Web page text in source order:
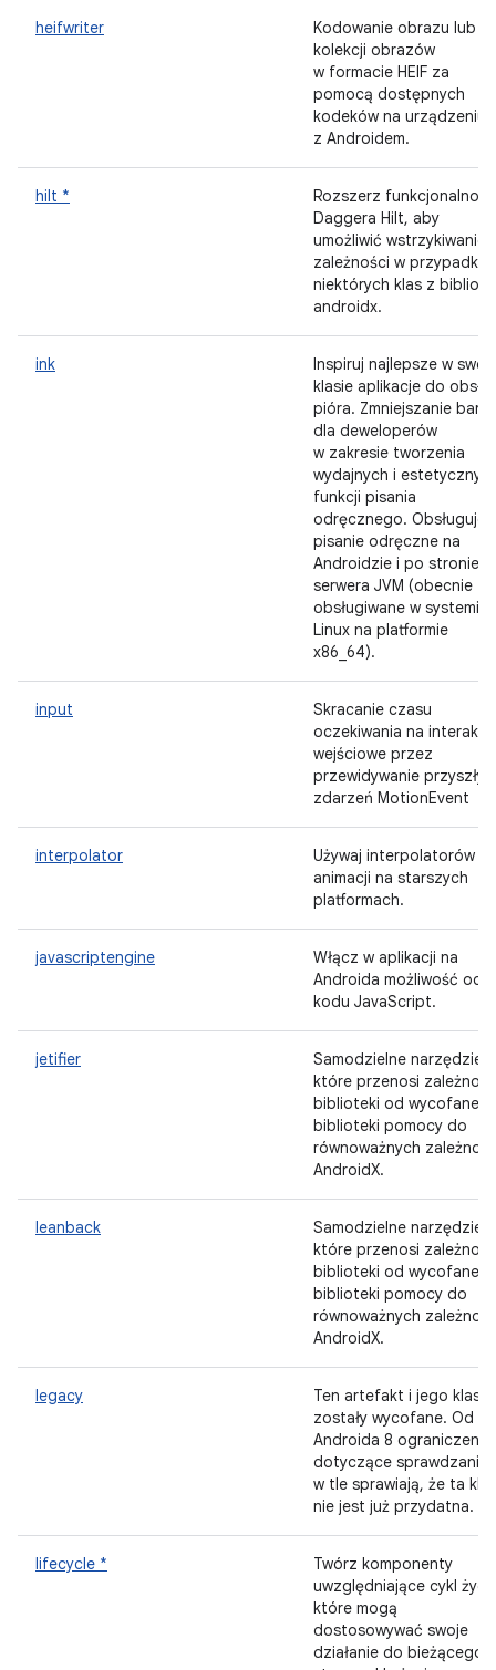
heifwriter
Kodowanie obrazu lub
kolekcji obrazów
w formacie HEIF za
pomocą dostępnych
kodeków na urządzeniu
z Androidem.
hilt *
Rozszerz funkcjonalność
Daggera Hilt, aby
umożliwić wstrzykiwanie
zależności w przypadku
niektórych klas z
androidx.
ink
Inspiruj najlepsze w
klasie aplikacje do
pióra. Zmniejszanie
dla deweloperów
w zakresie tworzenia
wydajnych i
funkcji pisania
odręcznego. Obsługuje
pisanie odręczne na
Androidzie i po stronie
serwera JVM (obecnie
obsługiwane w systemie
Linux na platformie
x86_64).
input
Skracanie czasu
oczekiwania na
wejściowe przez
przewidywanie
zdarzeń MotionEvent
interpolator
Używaj interpolatorów
animacji na starszych
platformach.
javascriptengine
Włącz w aplikacji na
Androida możliwość
kodu JavaScript.
jetifier
Samodzielne narzędzie,
które przenosi
biblioteki od wycofanej
biblioteki pomocy do
równoważnych
AndroidX.
leanback
Samodzielne narzędzie,
które przenosi
biblioteki od wycofanej
biblioteki pomocy do
równoważnych
AndroidX.
legacy
Ten artefakt i jego klasy
zostały wycofane. Od
Androida 8 ograniczenia
dotyczące sprawdzania
w tle sprawiają, że ta
nie jest już przydatna.
lifecycle *
Twórz komponenty
uwzględniające cykl
które mogą
dostosowywać swoje
działanie do bieżącego